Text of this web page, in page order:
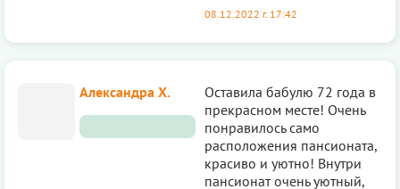
08.12.2022 г. 17:42
Александра Х.
Оставила бабулю 72 года в
прекрасном месте! Очень
понравилось само
расположения пансионата,
красиво и уютно! Внутри
пансионат очень уютный,